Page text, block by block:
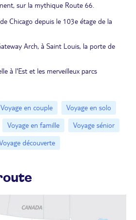
sur la mythique Route 66.
Chicago depuis le 103e étage de la
Arch, à Saint Louis, la porte de
à l'Est et les merveilleux parcs
Voyage en couple
Voyage en solo
Voyage en famille
Voyage sénior
découverte